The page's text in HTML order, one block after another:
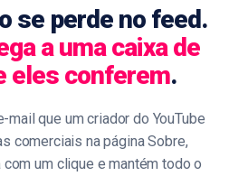
se perde no feed.
a uma caixa de
eles conferem.
mail que um criador do YouTube
comerciais na página Sobre,
um clique e mantém todo o